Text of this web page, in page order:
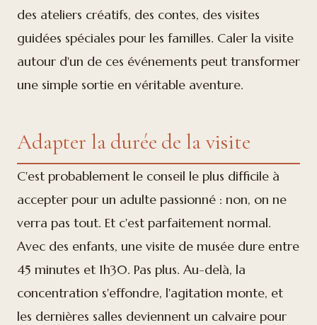
des ateliers créatifs, des contes, des visites
guidées spéciales pour les familles. Caler la visite
autour d'un de ces événements peut transformer
une simple sortie en véritable aventure.
Adapter la durée de la visite
C'est probablement le conseil le plus difficile à
accepter pour un adulte passionné : non, on ne
verra pas tout. Et c'est parfaitement normal.
Avec des enfants, une visite de musée dure entre
45 minutes et 1h30. Pas plus. Au-delà, la
concentration s'effondre, l'agitation monte, et
les dernières salles deviennent un calvaire pour